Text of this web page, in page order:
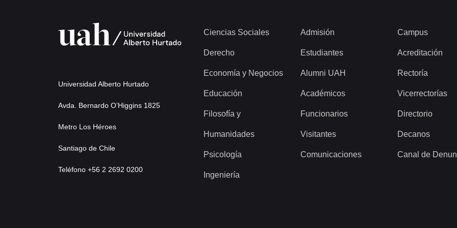
Universidad Alberto Hurtado
Avda. Bernardo O’Higgins 1825
Metro Los Héroes
Santiago de Chile
Teléfono +56 2 2692 0200
Ciencias Sociales
Derecho
Economía y Negocios
Educación
Filosofía y
Humanidades
Psicología
Ingeniería
Admisión
Estudiantes
Alumni UAH
Académicos
Funcionarios
Visitantes
Comunicaciones
Campus
Acreditación
Rectoría
Vicerrectorías
Directorio
Decanos
Canal de